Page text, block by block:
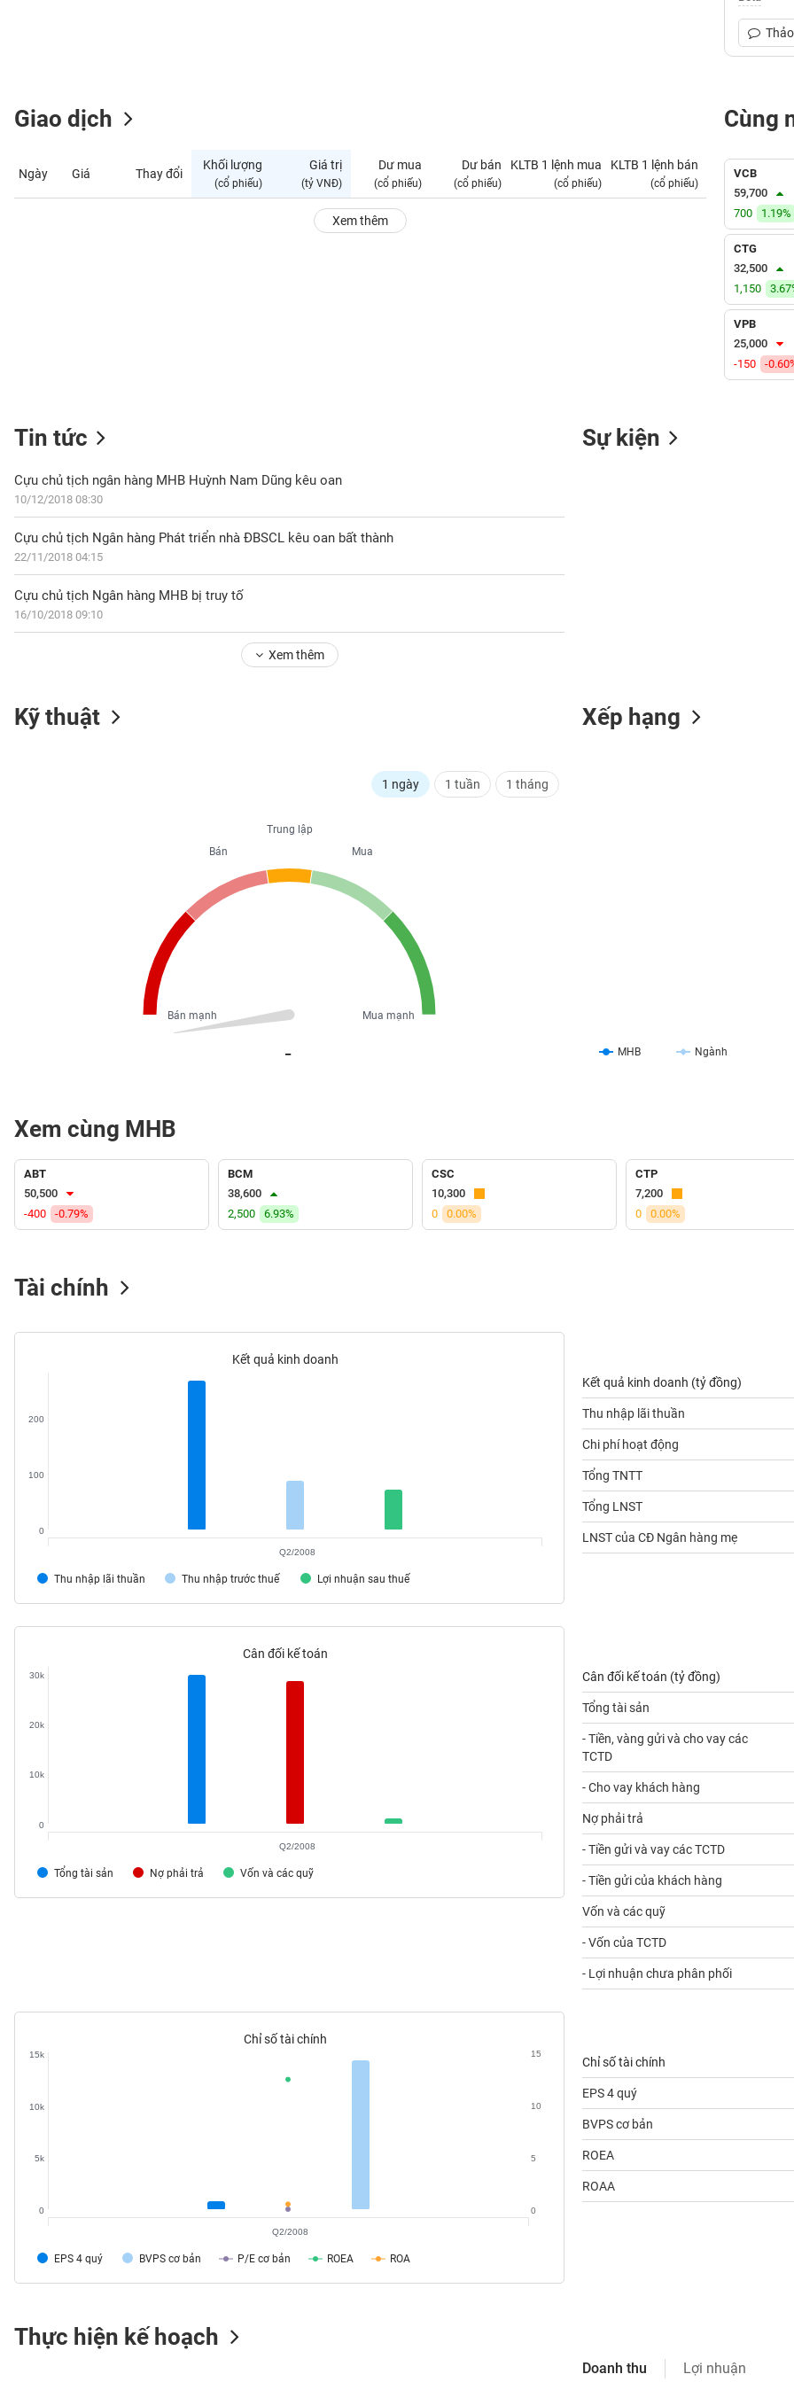
Giao dịch
Ngày Giá Thay đổi
Khối lượng
(cổ phiếu)
Giá trị
(tỷ VNĐ)
Dư mua
(cổ phiếu)
Dư bán
(cổ phiếu)
KLTB 1 lệnh mua
(cổ phiếu)
KLTB 1 lệnh bán
(cổ phiếu)
Xem thêm
Cùng
VCB
59,700
700
1.19%
CTG
32,500
1,150
VPB
25,000
-150
-
Tin tức
Cựu chủ tịch ngân hàng MHB Huỳnh Nam Dũng kêu oan
10/12/2018 08:30
Cựu chủ tịch Ngân hàng Phát triển nhà ĐBSCL kêu oan bất thành
22/11/2018 04:15
Cựu chủ tịch Ngân hàng MHB bị truy tố
16/10/2018 09:10
Xem thêm
Sự kiện
Kỹ thuật
1 ngày 1 tuần 1 tháng
Trung lập
Mua
Mua mạnh
Bán
Bán mạnh
Xếp hạng
MHB Ngành
Xem cùng MHB
ABT
50,500
-400
-0.79%
BCM
38,600
2,500
6.93%
CSC
10,300
0
0.00%
CTP
7,200
0
0.00%
Tài chính
Kết quả kinh doanh
Thu nhập lãi thuần Thu nhập trước thuế Lợi nhuận sau thuế
0
100
200
Q2/2008
Kết quả kinh doanh (tỷ đồng)
Thu nhập lãi thuần
Chi phí hoạt động
Tổng TNTT
Tổng LNST
LNST của CĐ Ngân hàng mẹ
Cân đối kế toán
Tổng tài sản Nợ phải trả Vốn và các quỹ
0
10k
20k
30k
Q2/2008
Cân đối kế toán (tỷ đồng)
Tổng tài sản
- Tiền, vàng gửi và cho vay các
TCTD
- Cho vay khách hàng
Nợ phải trả
- Tiền gửi và vay các TCTD
- Tiền gửi của khách hàng
Vốn và các quỹ
- Vốn của TCTD
- Lợi nhuận chưa phân phối
Chỉ số tài chính
EPS 4 quý BVPS cơ bản P/E cơ bản ROEA ROA
0
5k
10k
15k
0
5
10
15
Q2/2008
Chỉ số tài chính
EPS 4 quý
BVPS cơ bản
ROEA
ROAA
Thực hiện kế hoạch
Doanh thu Lợi nhuận
CÁ
NHÂN
DOANH
NGHIỆP
CỔ
SINH
Ngành
(-)
VS-
SECTOR
LIỆU
NGHIỆP
TIÊU
THIẾT
TIÊU
THIẾT
SỨC
NGHỆ